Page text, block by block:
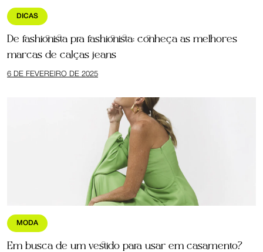
DICAS
De fashionista pra fashionista: conheça as melhores
marcas de calças jeans
6 DE FEVEREIRO DE 2025
MODA
Em busca de um vestido para usar em casamento?